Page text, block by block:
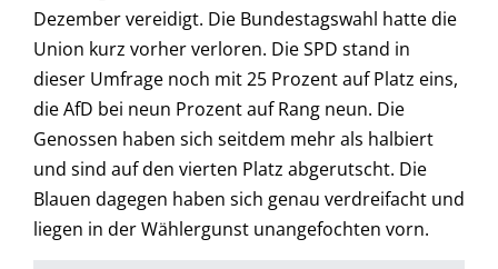
Dezember vereidigt. Die Bundestagswahl hatte die
Union kurz vorher verloren. Die SPD stand in
dieser Umfrage noch mit 25 Prozent auf Platz eins,
die AfD bei neun Prozent auf Rang neun. Die
Genossen haben sich seitdem mehr als halbiert
und sind auf den vierten Platz abgerutscht. Die
Blauen dagegen haben sich genau verdreifacht und
liegen in der Wählergunst unangefochten vorn.